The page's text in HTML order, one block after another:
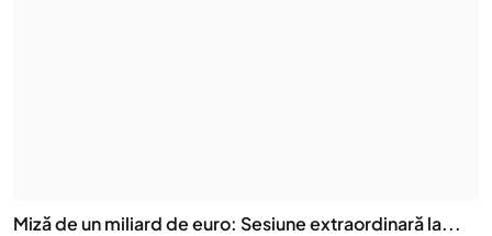
Miză de un miliard de euro: Sesiune extraordinară la...